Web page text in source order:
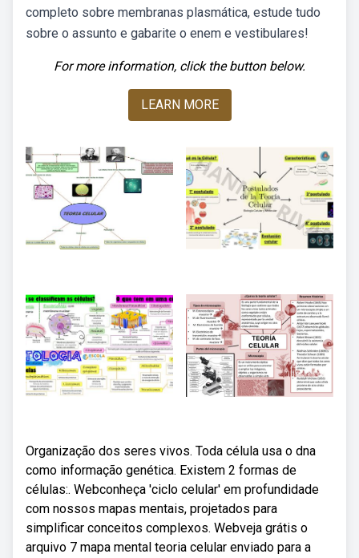
completo sobre membranas plasmática, estude tudo
sobre o assunto e gabarite o enem e vestibulares!
For more information, click the button below.
LEARN MORE
Organização dos seres vivos. Toda célula usa o dna
como informação genética. Existem 2 formas de
células:. Webconheça 'ciclo celular' em profundidade
com nossos mapas mentais, projetados para
simplificar conceitos complexos. Webveja grátis o
arquivo 7 mapa mental teoria celular enviado para a